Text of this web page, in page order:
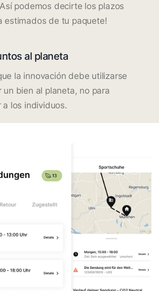
podemos decirte los plazos
estimados de tu paquete!
al planeta
la innovación debe utilizarse
un bien al planeta, no para
a los individuos.